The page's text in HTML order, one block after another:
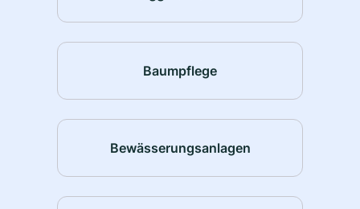
Baumpflege
Bewässerungsanlagen